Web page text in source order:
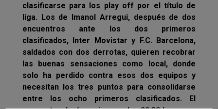
clasificarse para los play off por el título de
liga. Los de Imanol Arregui, después de dos
encuentros ante los dos primeros
clasificados, Inter Movistar y F.C. Barcelona,
saldados con dos derrotas, quieren recobrar
las buenas sensaciones como local, donde
solo ha perdido contra esos dos equipos y
necesitan los tres puntos para consolidarse
entre los ocho primeros clasificados. El